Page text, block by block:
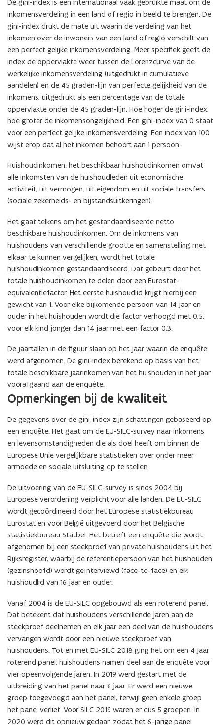
De gini-index is een internationaal vaak gebruikte maat om de
inkomensverdeling in een land of regio in beeld te brengen. De
gini-index drukt de mate uit waarin de verdeling van het
inkomen over de inwoners van een land of regio verschilt van
een perfect gelijke inkomensverdeling. Meer specifiek geeft de
index de oppervlakte weer tussen de Lorenzcurve van de
werkelijke inkomensverdeling (uitgedrukt in cumulatieve
aandelen) en de 45 graden-lijn van perfecte gelijkheid van de
inkomens, uitgedrukt als een percentage van de totale
oppervlakte onder de 45 graden-lijn. Hoe hoger de gini-index,
hoe groter de inkomensongelijkheid. Een gini-index van 0 staat
voor een perfect gelijke inkomensverdeling. Een index van 100
wijst erop dat al het inkomen behoort aan 1 persoon.
Huishoudinkomen: het beschikbaar huishoudinkomen omvat
alle inkomsten van de huishoudleden uit economische
activiteit, uit vermogen, uit eigendom en uit sociale transfers
(sociale zekerheids- en bijstandsuitkeringen).
Het gaat telkens om het gestandaardiseerde netto
beschikbare huishoudinkomen. Om de inkomens van
huishoudens van verschillende grootte en samenstelling met
elkaar te kunnen vergelijken, wordt het totale
huishoudinkomen gestandaardiseerd. Dat gebeurt door het
totale huishoudinkomen te delen door een Eurostat-
equivalentiefactor. Het eerste huishoudlid krijgt hierbij een
gewicht van 1. Voor elke bijkomende persoon van 14 jaar en
ouder in het huishouden wordt die factor verhoogd met 0,5,
voor elk kind jonger dan 14 jaar met een factor 0,3.
De jaartallen in de figuur slaan op het jaar waarin de enquête
werd afgenomen. De gini-index berekend op basis van het
totale beschikbare jaarinkomen van het huishouden in het jaar
voorafgaand aan de enquête.
Opmerkingen bij de kwaliteit
De gegevens over de gini-index zijn schattingen gebaseerd op
een enquête. Het gaat om de EU-SILC-survey naar inkomens
en levensomstandigheden die als doel heeft om binnen de
Europese Unie vergelijkbare statistieken over onder meer
armoede en sociale uitsluiting op te stellen.
De uitvoering van de EU-SILC-survey is sinds 2004 bij
Europese verordening verplicht voor alle landen. De EU-SILC
wordt gecoördineerd door het Europese statistiekbureau
Eurostat en voor België uitgevoerd door het Belgische
statistiekbureau Statbel. Het betreft een enquête die wordt
afgenomen bij een steekproef van private huishoudens uit het
Rijksregister, waarbij de referentiepersoon van het huishouden
(gezinshoofd) wordt geïnterviewd (face-to-face) en elk
huishoudlid van 16 jaar en ouder.
Vanaf 2004 is de EU-SILC opgebouwd als een roterend panel.
Dat betekent dat huishoudens verschillende jaren aan de
steekproef deelnemen en elk jaar een deel van de huishoudens
vervangen wordt door een nieuwe steekproef van
huishoudens. Tot en met EU-SILC 2018 ging het om een 4 jaar
roterend panel: huishoudens namen deel aan de enquête voor
vier opeenvolgende jaren. In 2019 werd gestart met de
uitbreiding van het panel naar 6 jaar. Er werd een nieuwe
groep toegevoegd aan het panel, terwijl geen enkele groep
het panel verliet. Voor SILC 2019 waren er dus 5 groepen. In
2020 werd dit opnieuw gedaan zodat het 6-jarige panel